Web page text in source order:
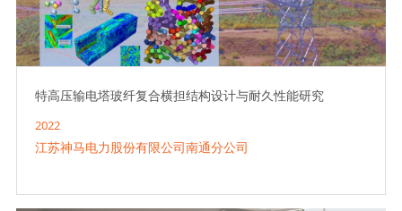
特高压输电塔玻纤复合横担结构设计与耐久性能研究
2022
江苏神马电力股份有限公司南通分公司